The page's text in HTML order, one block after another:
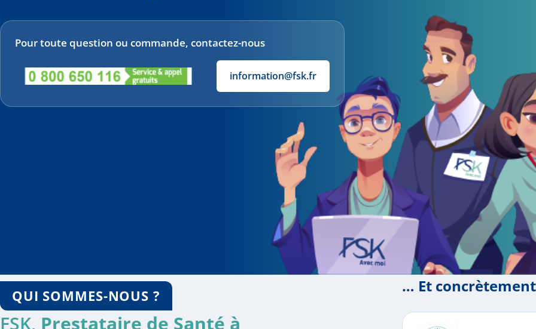
Pour toute question ou commande, contactez-nous
information@fsk.fr
QUI SOMMES-NOUS ?
FSK, Prestataire de Santé à
… Et